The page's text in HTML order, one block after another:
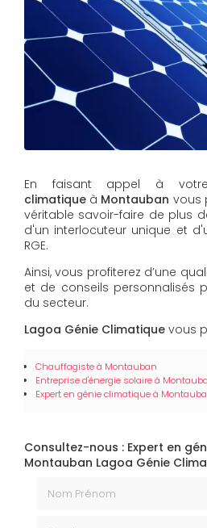
En faisant appel à
climatique à Montauban vous
véritable savoir-faire de plus
d'un interlocuteur unique et
RGE.
Ainsi, vous profiterez d’une
et de conseils personnalisés
du secteur.
Lagoa Génie Climatique vous
Chauffagiste à Montauban
Entreprise d'énergie solaire à
Expert en génie climatique à
Consultez-nous : Expert en
Montauban Lagoa Génie